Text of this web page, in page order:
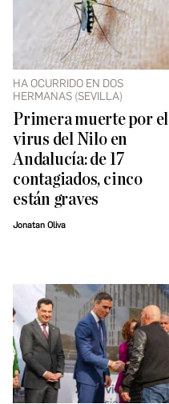
HA OCURRIDO EN DOS
HERMANAS (SEVILLA)
Primera muerte por el
virus del Nilo en
Andalucía: de 17
contagiados, cinco
están graves
Jonatan Oliva